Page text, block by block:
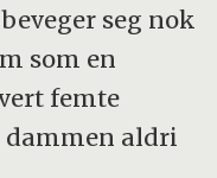
seg nok
som en
femte
dammen aldri